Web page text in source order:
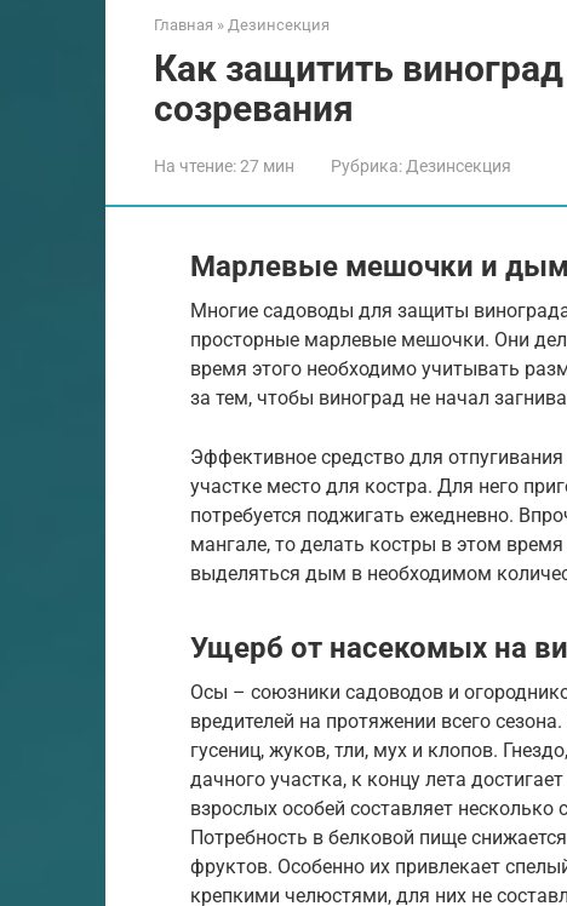
Главная » Дезинсекция
Как защитить
созревания
На чтение:27 мин Рубрика: Дезинсекция
Марлевые мешочки и дым
Многие садоводы для защиты
просторные марлевые мешочки. Они
время этого необходимо учитывать
за тем, чтобы виноград не начал
Эффективное средство для
участке место для костра. Для него
потребуется поджигать ежедневно.
мангале, то делать костры в этом
выделяться дым в необходимом
Ущерб от насекомых на
Осы – союзники садоводов и
вредителей на протяжении всего
гусениц, жуков, тли, мух и клопов.
дачного участка, к концу лета
взрослых особей составляет несколько
Потребность в белковой пище
фруктов. Особенно их привлекает
крепкими челюстями, для них не